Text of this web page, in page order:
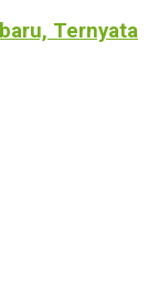
Ternyata